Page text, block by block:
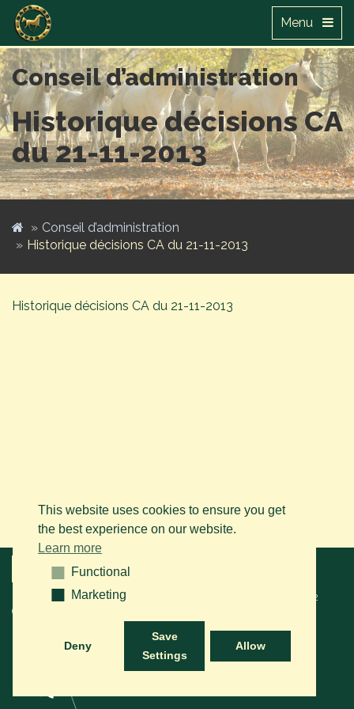
Menu
Conseil d’administration
Historique décisions CA
du 21-11-2013
Conseil d’administration
Historique décisions CA du 21-11-2013
Historique décisions CA du 21-11-2013
Menu
© 2026 BAPS vzw. Tous droits réservés. Contactez-nous sur le
+32
(0)14 61 76 09
This website uses cookies to ensure you get
the best experience on our website.
Learn more
Functional
Functional
MarketingMarketing
Deny
Save
Settings
Allow